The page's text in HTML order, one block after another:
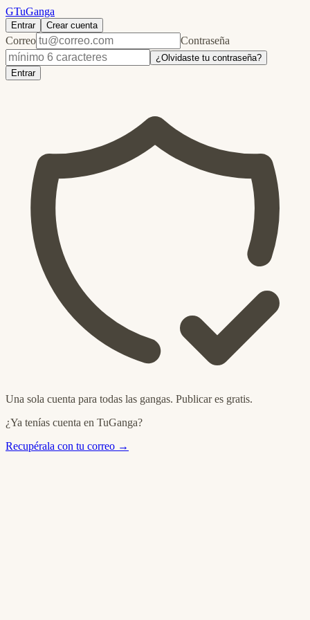
GTuGanga
Entrar Crear cuenta
Correo Contraseña
¿Olvidaste tu contraseña?
Entrar
Una sola cuenta para todas las gangas. Publicar es gratis.
¿Ya tenías cuenta en TuGanga?
Recupérala con tu correo →